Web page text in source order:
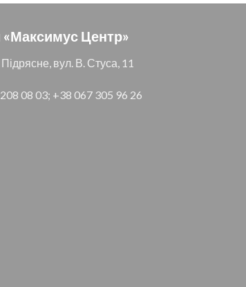
«Максимус Центр»
Підрясне, вул. В. Стуса, 11
08 03; +38 067 305 96 26